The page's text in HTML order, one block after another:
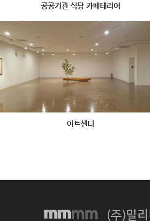
공공기관 식당 카페테리어
아트센터
(주)밀리